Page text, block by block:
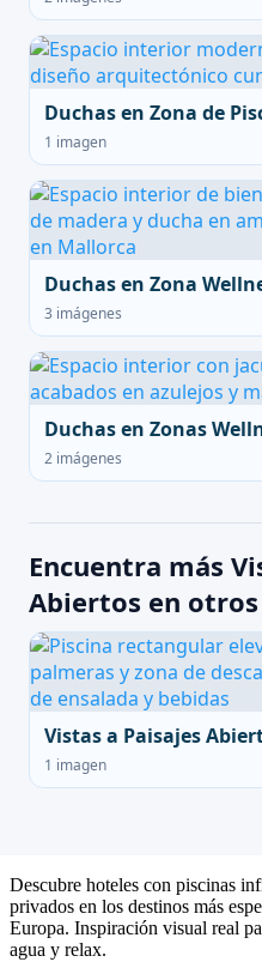
Duchas en Zona de
1 imagen
Duchas en Zona
3 imágenes
Duchas en Zonas
2 imágenes
Encuentra más
Abiertos en
Vistas a Paisajes
1 imagen
Descubre hoteles con piscinas
privados en los destinos más
Europa. Inspiración visual real
agua y relax.